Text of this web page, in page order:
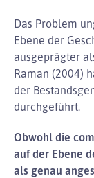
Das Problem
Ebene der
ausgeprägter
Raman (2004)
der
durchgeführt.
Obwohl die
auf der Ebene
als genau